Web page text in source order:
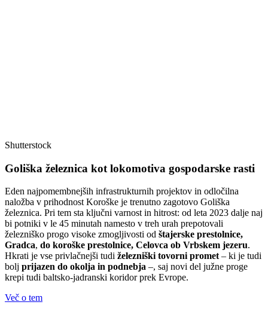
Shutterstock
Goliška železnica kot lokomotiva gospodarske rasti
Eden najpomembnejših infrastrukturnih projektov in odločilna
naložba v prihodnost Koroške je trenutno zagotovo Goliška
železnica. Pri tem sta ključni varnost in hitrost: od leta 2023 dalje naj
bi potniki v le 45 minutah namesto v treh urah prepotovali
železniško progo visoke zmogljivosti od štajerske prestolnice,
Gradca, do koroške prestolnice, Celovca ob Vrbskem jezeru.
Hkrati je vse privlačnejši tudi železniški tovorni promet – ki je tudi
bolj prijazen do okolja in podnebja –, saj novi del južne proge
krepi tudi baltsko-jadranski koridor prek Evrope.
Več o tem